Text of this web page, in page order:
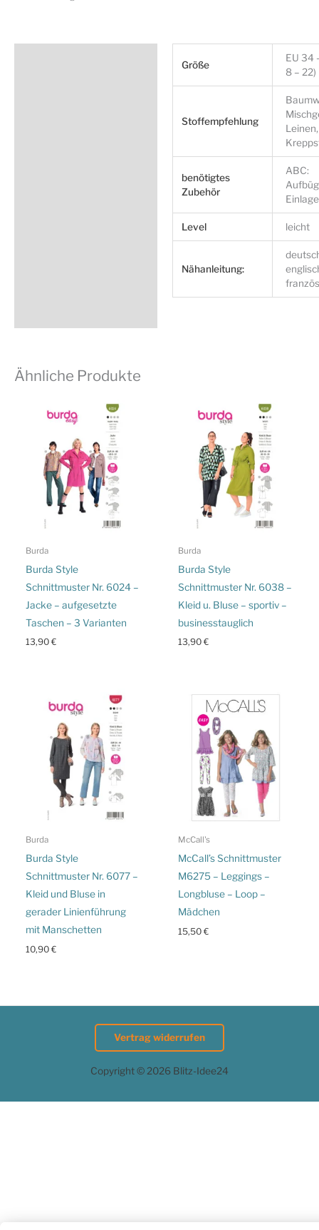
flacher
Größe
EU 34
8 – 22)
Stoffempfehlung
benötigtes
Zubehör
ABC:
Einlage
Level leicht
Nähanleitung:
Ähnliche Produkte
Burda
Burda Style
Schnittmuster Nr. 6024 –
Jacke – aufgesetzte
Taschen – 3 Varianten
13,90€
Burda
Burda Style
Schnittmuster Nr. 6038 –
Kleid u. Bluse – sportiv –
businesstauglich
13,90€
Burda
Burda Style
Schnittmuster Nr. 6077 –
Kleid und Bluse in
gerader Linienführung
mit Manschetten
10,90€
McCall's
McCall’s Schnittmuster
M6275 – Leggings –
Longbluse – Loop –
Mädchen
15,50€
Vertrag widerrufen
Copyright © 2026 Blitz-Idee24